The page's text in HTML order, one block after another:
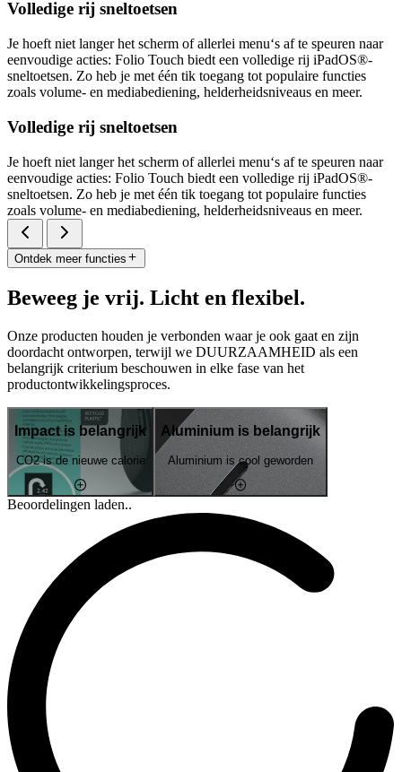
Volledige rij sneltoetsen
Je hoeft niet langer het scherm of allerlei menu‘s af te speuren naar
eenvoudige acties: Folio Touch biedt een volledige rij iPadOS®-
sneltoetsen. Zo heb je met één tik toegang tot populaire functies
zoals volume- en mediabediening, helderheidsniveaus en meer.
Volledige rij sneltoetsen
Je hoeft niet langer het scherm of allerlei menu‘s af te speuren naar
eenvoudige acties: Folio Touch biedt een volledige rij iPadOS®-
sneltoetsen. Zo heb je met één tik toegang tot populaire functies
zoals volume- en mediabediening, helderheidsniveaus en meer.
Ontdek meer functies
Beweeg je vrij. Licht en flexibel.
Onze producten houden je verbonden waar je ook gaat en zijn
doordacht ontworpen, terwijl we DUURZAAMHEID als een
belangrijk criterium beschouwen in elke fase van het
productontwikkelingsproces.
Impact is belangrijk
CO2 is de nieuwe calorie
Aluminium is belangrijk
Aluminium is cool geworden
Beoordelingen laden..